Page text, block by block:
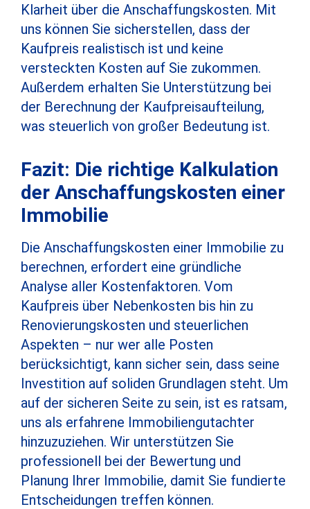
Klarheit über die Anschaffungskosten. Mit
uns können Sie sicherstellen, dass der
Kaufpreis realistisch ist und keine
versteckten Kosten auf Sie zukommen.
Außerdem erhalten Sie Unterstützung bei
der Berechnung der Kaufpreisaufteilung,
was steuerlich von großer Bedeutung ist.
Fazit: Die richtige Kalkulation
der Anschaffungskosten einer
Immobilie
Die Anschaffungskosten einer Immobilie zu
berechnen, erfordert eine gründliche
Analyse aller Kostenfaktoren. Vom
Kaufpreis über Nebenkosten bis hin zu
Renovierungskosten und steuerlichen
Aspekten – nur wer alle Posten
berücksichtigt, kann sicher sein, dass seine
Investition auf soliden Grundlagen steht. Um
auf der sicheren Seite zu sein, ist es ratsam,
uns als erfahrene Immobiliengutachter
hinzuzuziehen. Wir unterstützen Sie
professionell bei der Bewertung und
Planung Ihrer Immobilie, damit Sie fundierte
Entscheidungen treffen können.